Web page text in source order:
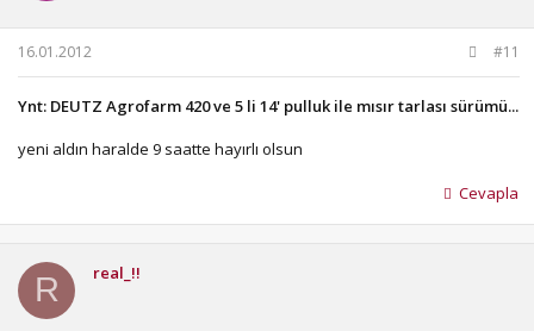
16.01.2012 #11
Ynt: DEUTZ Agrofarm 420 ve 5 li 14' pulluk ile mısır tarlası sürümü...
yeni aldın haralde 9 saatte hayırlı olsun
Cevapla
R real_!!